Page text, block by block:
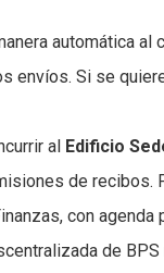
automática al
envíos. Si se
al Edificio
de recibos.
con agenda
de BPS